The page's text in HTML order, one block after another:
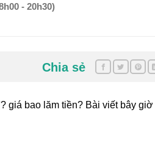
- 20h30)
Chia sẻ
giá bao lăm tiền? Bài viết bây giờ